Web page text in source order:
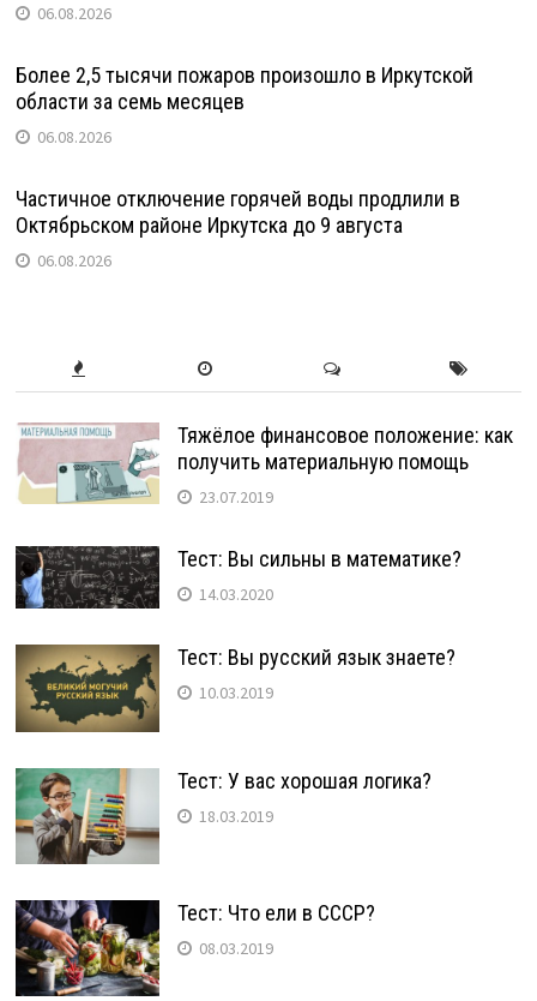
06.08.2026
Более 2,5 тысячи пожаров произошло в Иркутской
области за семь месяцев
06.08.2026
Частичное отключение горячей воды продлили в
Октябрьском районе Иркутска до 9 августа
06.08.2026
Тяжёлое финансовое положение: как
получить материальную помощь
23.07.2019
Тест: Вы сильны в математике?
14.03.2020
Тест: Вы русский язык знаете?
10.03.2019
Тест: У вас хорошая логика?
18.03.2019
Тест: Что ели в СССР?
08.03.2019